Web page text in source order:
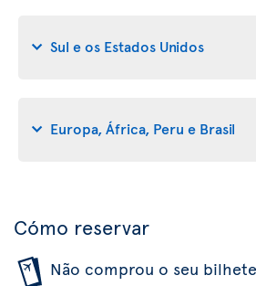
Sul e os Estados Unidos
Europa, África, Peru e Brasil
Cómo reservar
Não comprou o seu